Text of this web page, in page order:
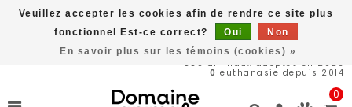
569animaux adoptés en 2026
0 euthanasie depuis 2014
0
Veuillez accepter les cookies afin de rendre ce site plus
fonctionnel Est-ce correct?
Oui
Non
En savoir plus sur les témoins (cookies) »
Livraison gratuite à partir de 89$*